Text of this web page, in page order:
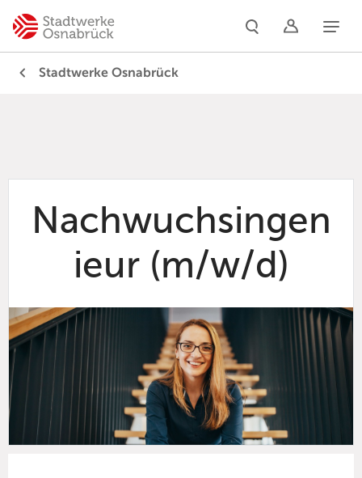
Stadtwerke Osnabrück
Nachwuchsingen
ieur (m/w/d)